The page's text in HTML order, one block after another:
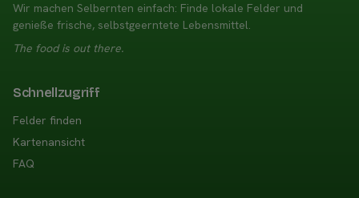
Wir machen Selbernten einfach: Finde lokale Felder und
genieße frische, selbstgeerntete Lebensmittel.
The food is out there.
Schnellzugriff
Felder finden
Kartenansicht
FAQ